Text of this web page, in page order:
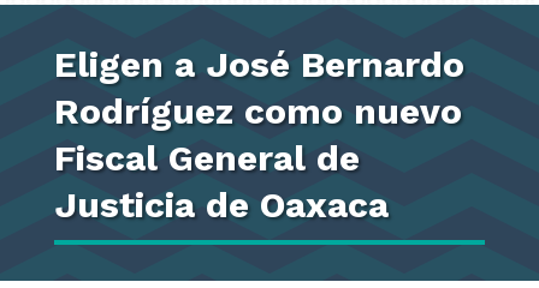
Eligen a José Bernardo
Rodríguez como nuevo
Fiscal General de
Justicia de Oaxaca